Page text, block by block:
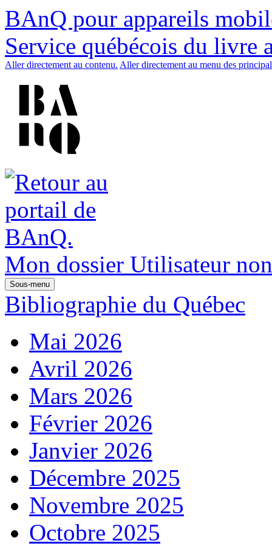
BAnQ pour appareils
Service québécois du livre
Aller directement au contenu. Aller directement au menu des
Mon dossier Utilisateur
Sous-menu
Bibliographie du Québec
Mai 2026
Avril 2026
Mars 2026
Février 2026
Janvier 2026
Décembre 2025
Novembre 2025
Octobre 2025